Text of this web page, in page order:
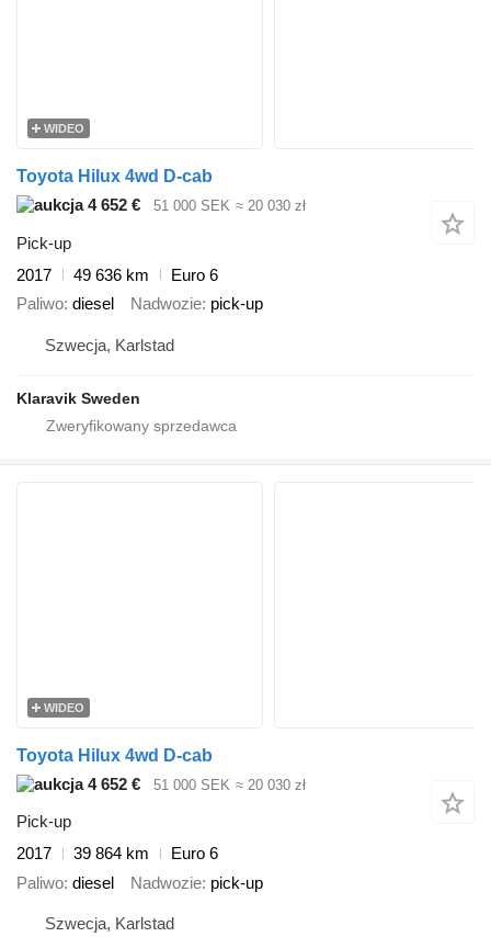
WIDEO
Toyota Hilux 4wd D-cab
4 652 €
51 000 SEK ≈ 20 030 zł
Pick-up
2017
49 636 km
Euro 6
Paliwo diesel Nadwozie pick-up
Szwecja, Karlstad
Klaravik Sweden
WIDEO
Toyota Hilux 4wd D-cab
4 652 €
51 000 SEK ≈ 20 030 zł
Pick-up
2017
39 864 km
Euro 6
Paliwo diesel Nadwozie pick-up
Szwecja, Karlstad